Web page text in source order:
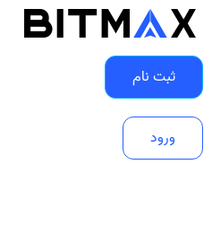
ثبت نام
ورود